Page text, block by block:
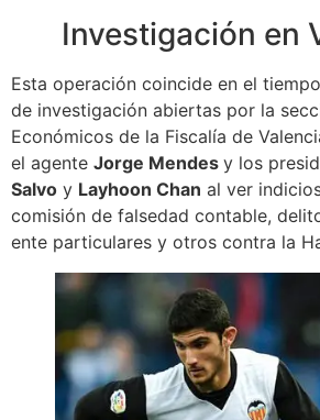
Investigación en
Esta operación coincide en el
de investigación abiertas por la
Económicos de la Fiscalía de
el agente Jorge Mendes y los
Salvo y Layhoon Chan al ver
comisión de falsedad contable,
ente particulares y otros contra la